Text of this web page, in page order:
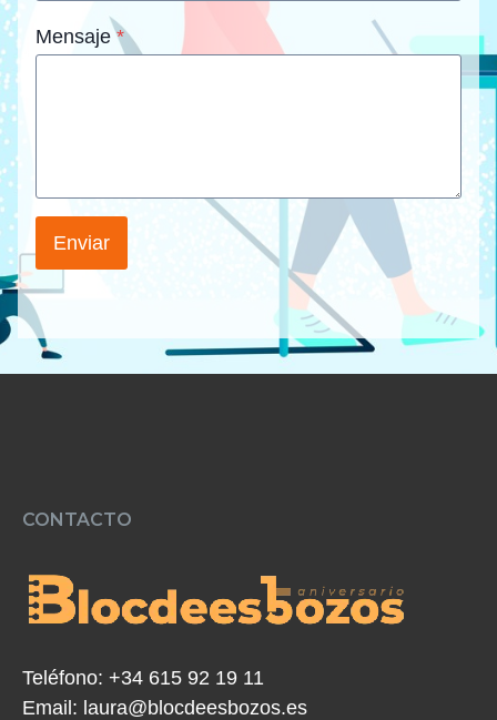
Mensaje *
Enviar
CONTACTO
Teléfono: +34 615 92 19 11
Email: laura@blocdeesbozos.es